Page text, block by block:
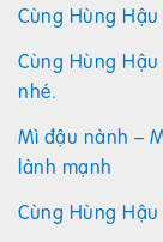
Cùng Hùng
Cùng Hùng
nhé.
Mì đậu nành –
lành mạnh
Cùng Hùng